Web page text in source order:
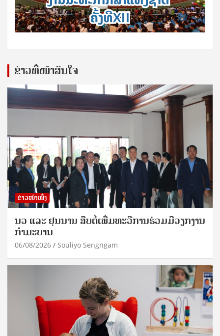
ຂ່າວທີ່ໜ້າສົນໃຈ
ຂ່າວໜ້າໜຶ່ງ
ນວ ແລະ ຢຸນນານ ສືບຕໍ່ເພີ່ມທະວີການຮ່ວມມືວຽກງານ
ກຳມະບານ
06/08/2026 Souliyo Sengngam